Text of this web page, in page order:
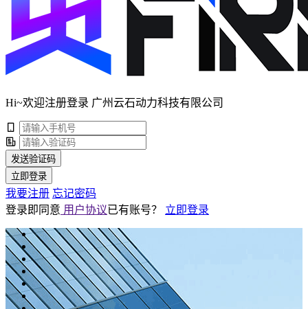
Hi~欢迎注册登录 广州云石动力科技有限公司
发送验证码
立即登录
我要注册 忘记密码
登录即同意 用户协议已有账号？ 立即登录